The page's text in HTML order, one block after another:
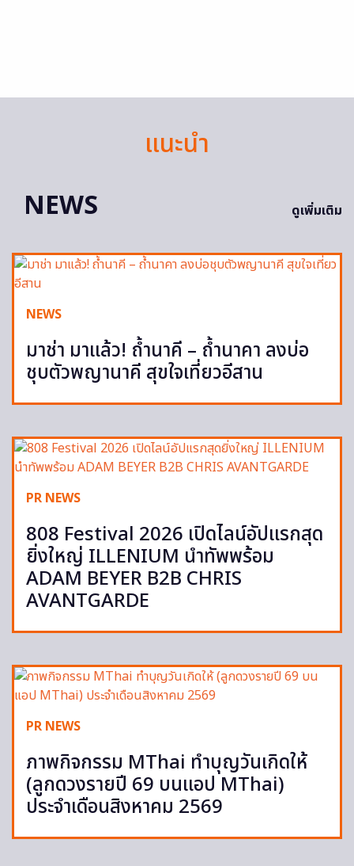
แนะนำ
NEWS
ดูเพิ่มเติม
NEWS
มาช่า มาแล้ว! ถ้ำนาคี – ถ้ำนาคา ลงบ่อ
ชุบตัวพญานาคี สุขใจเที่ยวอีสาน
PR NEWS
808 Festival 2026 เปิดไลน์อัปแรกสุด
ยิ่งใหญ่ ILLENIUM นำทัพพร้อม
ADAM BEYER B2B CHRIS
AVANTGARDE
PR NEWS
ภาพกิจกรรม MThai ทำบุญวันเกิดให้
(ลูกดวงรายปี 69 บนแอป MThai)
ประจำเดือนสิงหาคม 2569